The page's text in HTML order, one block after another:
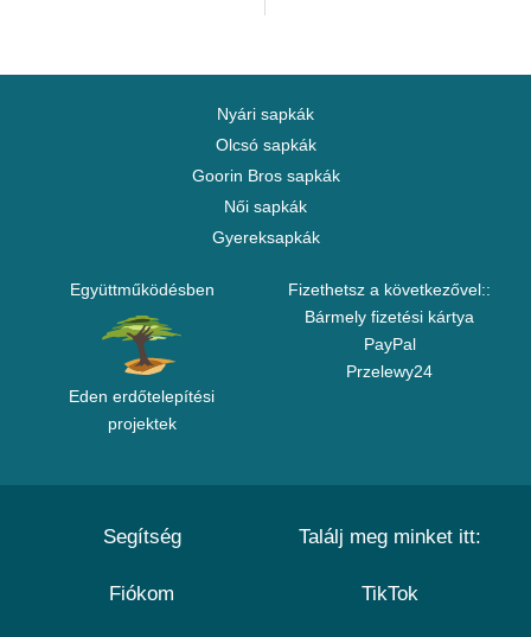
Nyári sapkák
Olcsó sapkák
Goorin Bros sapkák
Női sapkák
Gyereksapkák
Együttműködésben
Eden erdőtelepítési
projektek
Fizethetsz a következővel::
Bármely fizetési kártya
PayPal
Przelewy24
Segítség
Fiókom
Találj meg minket itt:
TikTok